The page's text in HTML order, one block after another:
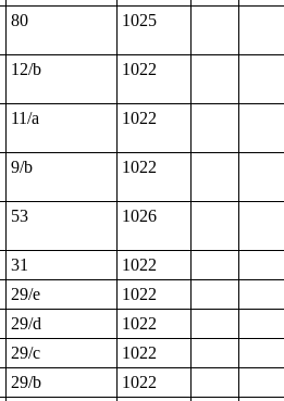
80 1025
12/b 1022
11/a 1022
9/b 1022
53 1026
31
1022
29/e
1022
29/d
1022
29/c
1022
29/b
1022